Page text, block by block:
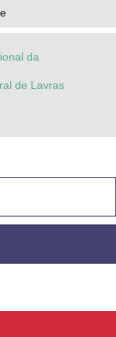
da
de Lavras